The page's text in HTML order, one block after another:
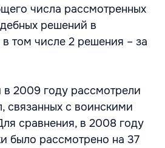
числа рассмотренных
решений в
том числе 2 решения – за
2009 году рассмотрели
связанных с воинскими
сравнения, в 2008 году
было рассмотрено на 37